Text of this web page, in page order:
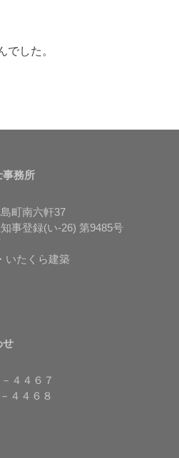
でした。
務所
町南六軒37
事登録(い-26) 第9485号
いたくら建築
せ
４４６７
４４６８